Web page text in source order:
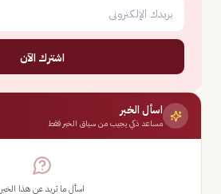
اشترك الآن
اسأل الخبر
مساعد ذكي يجيب من سياق الخبر فقط
اسأل ما تريد عن هذا الخبر